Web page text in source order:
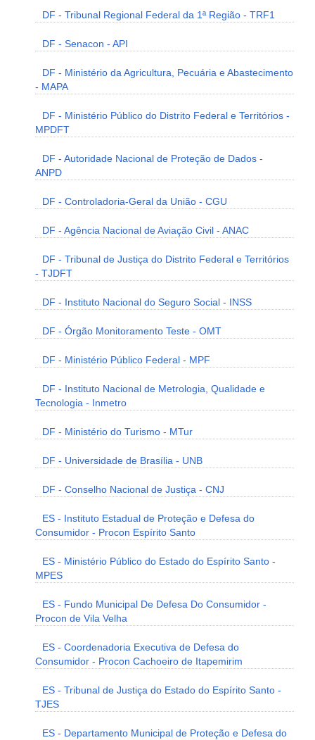
DF - Tribunal Regional Federal da 1ª Região - TRF1
DF - Senacon - API
DF - Ministério da Agricultura, Pecuária e Abastecimento
- MAPA
DF - Ministério Público do Distrito Federal e Territórios -
MPDFT
DF - Autoridade Nacional de Proteção de Dados -
ANPD
DF - Controladoria-Geral da União - CGU
DF - Agência Nacional de Aviação Civil - ANAC
DF - Tribunal de Justiça do Distrito Federal e Territórios
- TJDFT
DF - Instituto Nacional do Seguro Social - INSS
DF - Órgão Monitoramento Teste - OMT
DF - Ministério Público Federal - MPF
DF - Instituto Nacional de Metrologia, Qualidade e
Tecnologia - Inmetro
DF - Ministério do Turismo - MTur
DF - Universidade de Brasília - UNB
DF - Conselho Nacional de Justiça - CNJ
ES - Instituto Estadual de Proteção e Defesa do
Consumidor - Procon Espírito Santo
ES - Ministério Público do Estado do Espírito Santo -
MPES
ES - Fundo Municipal De Defesa Do Consumidor -
Procon de Vila Velha
ES - Coordenadoria Executiva de Defesa do
Consumidor - Procon Cachoeiro de Itapemirim
ES - Tribunal de Justiça do Estado do Espírito Santo -
TJES
ES - Departamento Municipal de Proteção e Defesa do